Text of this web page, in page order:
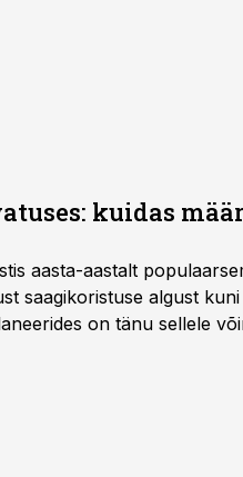
kuidas
aasta-aastalt
saagikoristuse algust
on tänu sellele